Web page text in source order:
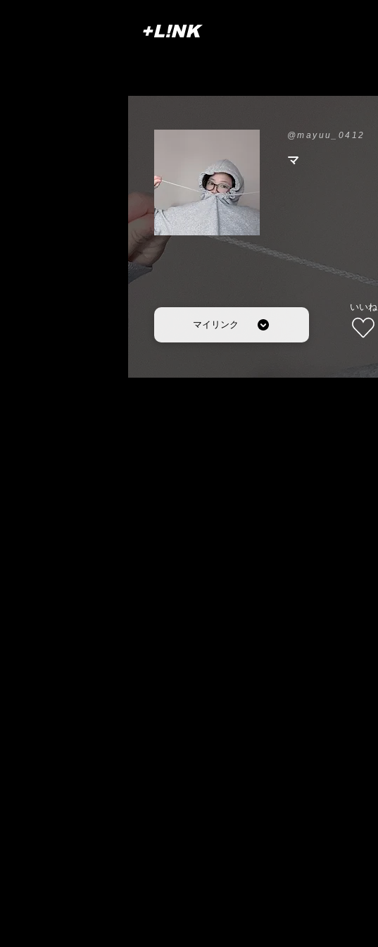
+L!NK
@mayuu_0412
マ
マイリンク
いいね